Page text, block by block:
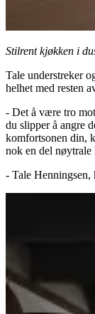
Stilrent kjøkken i
Tale understreker
helhet med resten
- Det å være tro
du slipper å angre
komfortsonen din,
nok en del nøytrale
- Tale